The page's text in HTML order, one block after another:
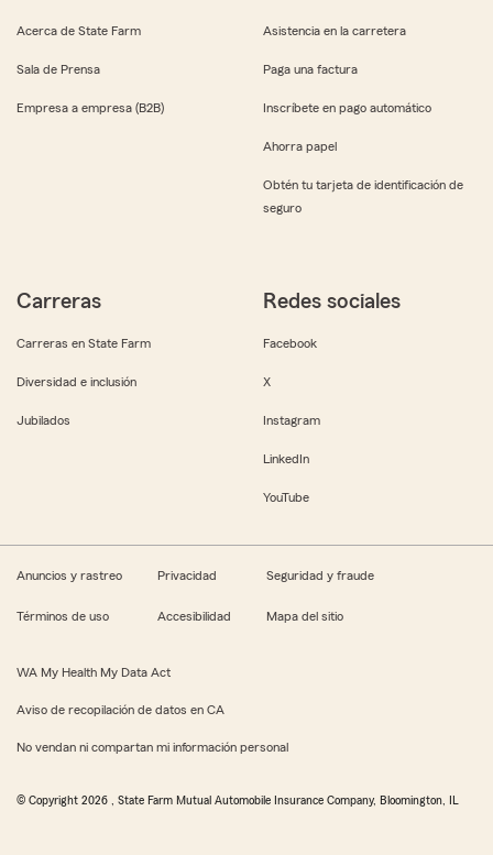
Acerca de State Farm
Sala de Prensa
Empresa a empresa (B2B)
Asistencia en la carretera
Paga una factura
Inscríbete en pago automático
Ahorra papel
Obtén tu tarjeta de identificación de
seguro
Carreras
Carreras en State Farm
Diversidad e inclusión
Jubilados
Redes sociales
Facebook
X
Instagram
LinkedIn
YouTube
Anuncios y rastreo Privacidad Seguridad y fraude
Términos de uso Accesibilidad Mapa del sitio
WA My Health My Data Act
Aviso de recopilación de datos en CA
No vendan ni compartan mi información personal
© Copyright 2026 , State Farm Mutual Automobile Insurance Company, Bloomington, IL